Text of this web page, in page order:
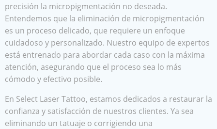
precisión la micropigmentación no deseada.
Entendemos que la eliminación de micropigmentación
es un proceso delicado, que requiere un enfoque
cuidadoso y personalizado. Nuestro equipo de expertos
está entrenado para abordar cada caso con la máxima
atención, asegurando que el proceso sea lo más
cómodo y efectivo posible.
En Select Laser Tattoo, estamos dedicados a restaurar la
confianza y satisfacción de nuestros clientes. Ya sea
eliminando un tatuaje o corrigiendo una